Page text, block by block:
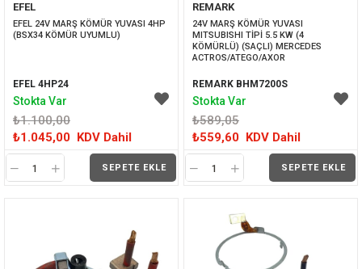
EFEL
EFEL 24V MARŞ KÖMÜR YUVASI 4HP
(BSX34 KÖMÜR UYUMLU)
EFEL 4HP24
₺1.100,00
₺1.045,00 KDV Dahil
SEPETE EKLE
İNDIRIM
Stokta Var
REMARK
24V MARŞ KÖMÜR YUVASI
MITSUBISHI TİPİ 5.5 KW (4
KÖMÜRLÜ) (SAÇLI) MERCEDES
ACTROS/ATEGO/AXOR
REMARK BHM7200S
₺589,05
₺559,60 KDV Dahil
SEPETE EKLE
İNDIRIM
Stokta Var